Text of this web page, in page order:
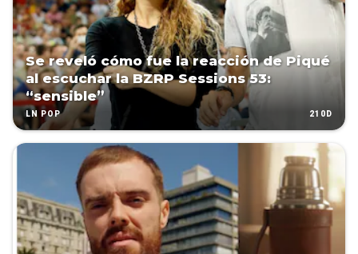
Se reveló cómo fue la reacción de Piqué
al escuchar la BZRP Sessions 53:
“sensible”
LN POP 210D